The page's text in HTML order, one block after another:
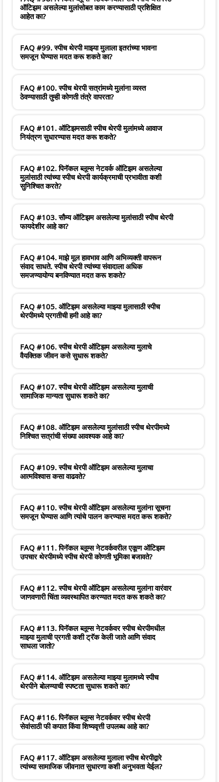
ऑटिझम असलेल्या मुलांसोबत काम करण्यासाठी प्रशिक्षित
आहेत का?
FAQ #99. स्पीच थेरपी माझ्या मुलाला इतरांच्या भावना
समजून घेण्यास मदत करू शकते का?
FAQ #100. स्पीच थेरपी सत्रांमध्ये मुलांना व्यस्त
ठेवण्यासाठी तुम्ही कोणती तंत्रे वापरता?
FAQ #101. ऑटिझमसाठी स्पीच थेरपी मुलांमध्ये आवाज
नियंत्रण सुधारण्यास मदत करू शकते?
FAQ #102. पिनॅकल ब्लूम्स नेटवर्क ऑटिझम असलेल्या
मुलांसाठी त्यांच्या स्पीच थेरपी कार्यक्रमाची प्रभावीता कशी
सुनिश्चित करते?
FAQ #103. सौम्य ऑटिझम असलेल्या मुलांसाठी स्पीच थेरपी
फायदेशीर आहे का?
FAQ #104. माझे मूल हावभाव आणि अभिव्यक्ती वापरून
संवाद साधते. स्पीच थेरपी त्यांच्या संवादाला अधिक
समजण्यायोग्य बनविण्यात मदत करू शकते?
FAQ #105. ऑटिझम असलेल्या माझ्या मुलासाठी स्पीच
थेरपीमध्ये प्रगतीची हमी आहे का?
FAQ #106. स्पीच थेरपी ऑटिझम असलेल्या मुलाचे
वैयक्तिक जीवन कसे सुधारू शकते?
FAQ #107. स्पीच थेरपी ऑटिझम असलेल्या मुलाची
सामाजिक मान्यता सुधारू शकते का?
FAQ #108. ऑटिझम असलेल्या मुलांसाठी स्पीच थेरपीमध्ये
निश्चित सत्रांची संख्या आवश्यक आहे का?
FAQ #109. स्पीच थेरपी ऑटिझम असलेल्या मुलाचा
आत्मविश्वास कसा वाढवते?
FAQ #110. स्पीच थेरपी ऑटिझम असलेल्या मुलांना सूचना
समजून घेण्यास आणि त्यांचे पालन करण्यास मदत करू शकते?
FAQ #111. पिनॅकल ब्लूम्स नेटवर्कवरील एकूण ऑटिझम
उपचार थेरपीमध्ये स्पीच थेरपी कोणती भूमिका बजावते?
FAQ #112. स्पीच थेरपी ऑटिझम असलेल्या मुलांना वारंवार
जाणवणारी चिंता व्यवस्थापित करण्यात मदत करू शकते का?
FAQ #113. पिनॅकल ब्लूम्स नेटवर्कवर स्पीच थेरपीमधील
माझ्या मुलाची प्रगती कशी ट्रॅक केली जाते आणि संवाद
साधला जातो?
FAQ #114. ऑटिझम असलेल्या माझ्या मुलामध्ये स्पीच
थेरपीने बोलण्याची स्पष्टता सुधारू शकते का?
FAQ #116. पिनॅकल ब्लूम्स नेटवर्कवर स्पीच थेरपी
सेवांसाठी फी कपात किंवा शिष्यवृत्ती उपलब्ध आहे का?
FAQ #117. ऑटिझम असलेल्या मुलाला स्पीच थेरपीद्वारे
त्यांच्या सामाजिक जीवनात सुधारणा कशी अनुभवता येईल?